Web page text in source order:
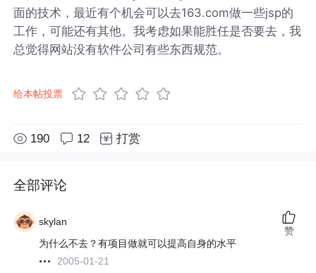
面的技术，最近有个机会可以去163.com做一些jsp的
工作，可能还有其他。我考虑如果能胜任是否要去，我
总觉得网站没有软件公司有些东西规范。
给本帖投票
190 12 打赏
全部评论
skylan
为什么不去？有项目做就可以提高自身的水平
2005-01-21
赞